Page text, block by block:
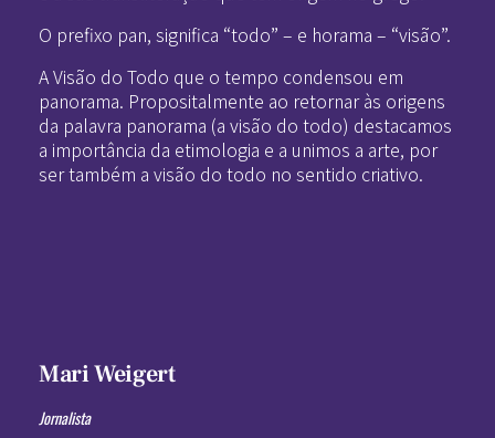
O prefixo pan, significa “todo” – e horama – “visão”.
A Visão do Todo que o tempo condensou em
panorama. Propositalmente ao retornar às origens
da palavra panorama (a visão do todo) destacamos
a importância da etimologia e a unimos a arte, por
ser também a visão do todo no sentido criativo.
Mari Weigert
Jornalista